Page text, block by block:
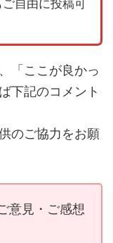
自由に投稿可
「ここが良かっ
下記のコメント
のご協力をお願
意見・ご感想